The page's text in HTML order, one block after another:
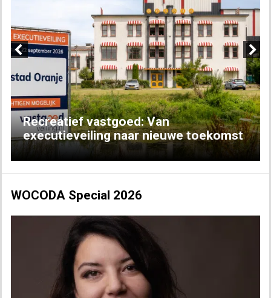
Recreatief vastgoed: Van
executieveiling naar nieuwe toekomst
Next
WOCODA Special 2026